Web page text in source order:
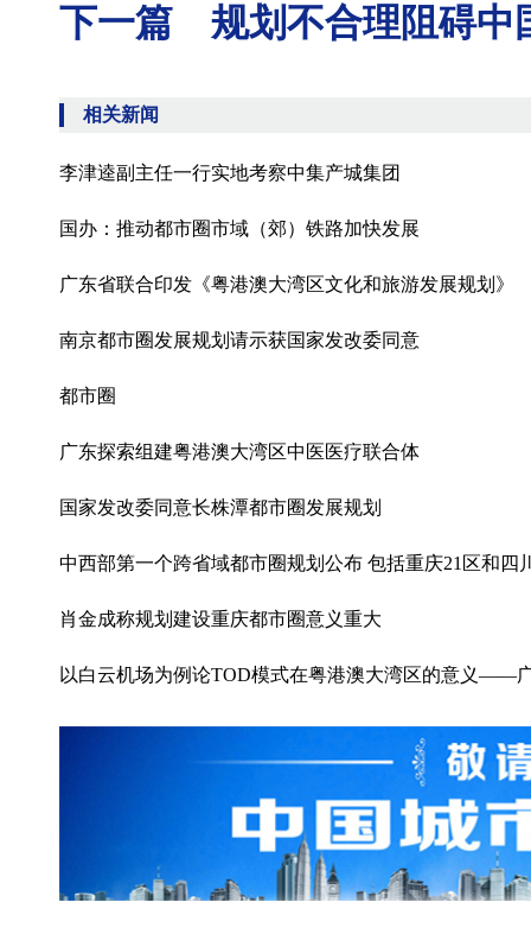
下一篇 规划不合理阻碍中
相关新闻
李津逵副主任一行实地考察中集产城集团
国办：推动都市圈市域（郊）铁路加快发展
广东省联合印发《粤港澳大湾区文化和旅游发展规划》
南京都市圈发展规划请示获国家发改委同意
都市圈
广东探索组建粤港澳大湾区中医医疗联合体
国家发改委同意长株潭都市圈发展规划
中西部第一个跨省域都市圈规划公布 包括重庆21区和四
肖金成称规划建设重庆都市圈意义重大
以白云机场为例论TOD模式在粤港澳大湾区的意义——